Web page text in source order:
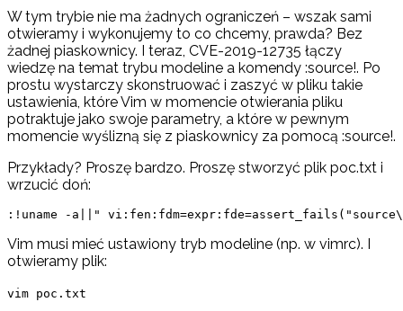
W tym trybie nie ma żadnych ograniczeń – wszak sami
otwieramy i wykonujemy to co chcemy, prawda? Bez
żadnej piaskownicy. I teraz, CVE-2019-12735 łączy
wiedzę na temat trybu modeline a komendy :source!. Po
prostu wystarczy skonstruować i zaszyć w pliku takie
ustawienia, które Vim w momencie otwierania pliku
potraktuje jako swoje parametry, a które w pewnym
momencie wyślizną się z piaskownicy za pomocą :source!.
Przykłady? Proszę bardzo. Proszę stworzyć plik poc.txt i
wrzucić doń:
:!uname -a||"
Vim musi mieć ustawiony tryb modeline (np. w vimrc). I
otwieramy plik:
vim poc.txt